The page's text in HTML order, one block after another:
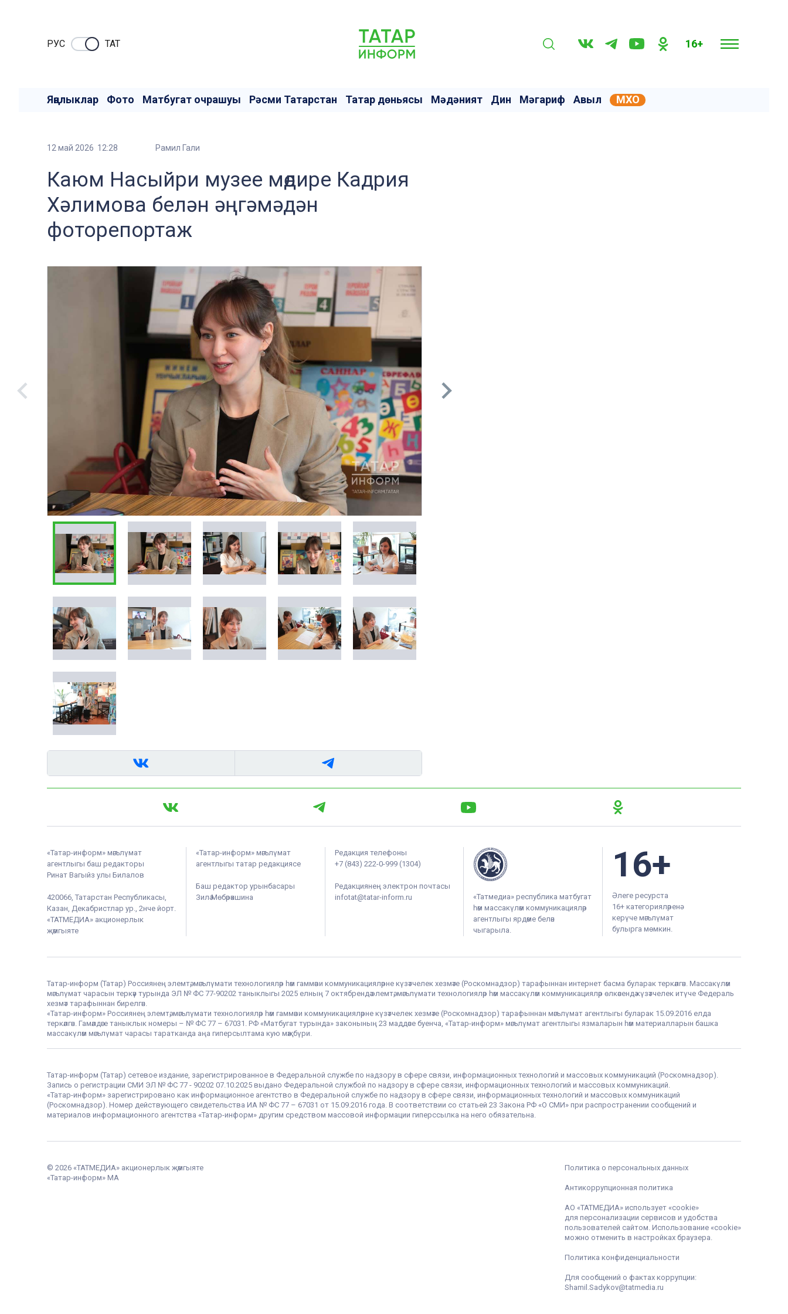
РУC ТАТ 16+
Яңалыклар Фото Матбугат очрашуы Рәсми Татарстан Татар дөньясы Мәдәният Дин Мәгариф Авыл МХО
12 май 2026 12:28 Рамил Гали
Каюм Насыйри музее мөдире Кадрия
Хәлимова белән әңгәмәдән
фоторепортаж
«Татар-информ» мәгълүмат
агентлыгы баш редакторы
Ринат Вагыйз улы Билалов
420066, Татарстан Республикасы,
Казан, Декабристлар ур., 2нче йорт.
«ТАТМЕДИА» акционерлык
җәмгыяте
«Татар-информ» мәгълүмат
агентлыгы татар редакциясе
Баш редактор урынбасары
Зилә Мөбәрәкшина
Редакция телефоны
+7 (843) 222-0-999 (1304)
Редакциянең электрон почтасы
infotat@tatar-inform.ru
«Татмедиа» республика матбугат
һәм массакүләм коммуникацияләр
агентлыгы ярдәме белән
чыгарыла.
16+
Әлеге ресурста
16+ категорияләренә
керүче мәгълүмат
булырга мөмкин.
Татар-информ (Татар) Россиянең элемтә, мәгълүмати технологияләр һәм гаммәви коммуникацияләрне күзәтчелек хезмәте (Роскомнадзор) тарафыннан интернет басма буларак теркәлгән. Массакүләм
мәгълүмат чарасын теркәү турында ЭЛ № ФС 77-90202 таныклыгы 2025 елның 7 октябрендә элемтә, мәгълүмати технологияләр һәм массакүләм коммуникацияләр өлкәсендә күзәтчелек итүче Федераль
хезмәт тарафыннан бирелгән.
«Татар-информ» Россиянең элемтә, мәгълүмати технологияләр һәм гаммәви коммуникацияләрне күзәтчелек хезмәте (Роскомнадзор) тарафыннан мәгълүмат агентлыгы буларак 15.09.2016 елда
теркәлгән. Гамәлдәге таныклык номеры – № ФС 77 – 67031. РФ «Матбугат турында» законының 23 маддәсе буенча, «Татар-информ» мәгълүмат агентлыгы язмаларын һәм материалларын башка
массакүләм мәгълүмат чарасы таратканда аңа гиперсылтама кую мәҗбүри.
Татар-информ (Татар) сетевое издание, зарегистрированное в Федеральной службе по надзору в сфере связи, информационных технологий и массовых коммуникаций (Роскомнадзор).
Запись о регистрации СМИ ЭЛ № ФС 77 - 90202 07.10.2025 выдано Федеральной службой по надзору в сфере связи, информационных технологий и массовых коммуникаций.
«Татар-информ» зарегистрировано как информационное агентство в Федеральной службе по надзору в сфере связи, информационных технологий и массовых коммуникаций
(Роскомнадзор). Номер действующего свидетельства ИА № ФС 77 – 67031 от 15.09.2016 года. В соответствии со статьей 23 Закона РФ «О СМИ» при распространении сообщений и
материалов информационного агентства «Татар-информ» другим средством массовой информации гиперссылка на него обязательна.
© 2026 «ТАТМЕДИА» акционерлык җәмгыяте
«Татар-информ» МА
Политика о персональных данных
Антикоррупционная политика
АО «ТАТМЕДИА» использует «cookie»
для персонализации сервисов и удобства
пользователей сайтом. Использование «cookie»
можно отменить в настройках браузера.
Политика конфиденциальности
Для сообщений о фактах коррупции:
Shamil.Sadykov@tatmedia.ru